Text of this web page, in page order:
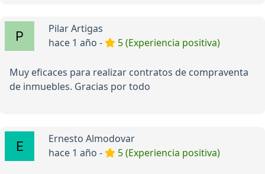
Pilar Artigas
hace 1 año -
5 (Experiencia positiva)
Muy eficaces para realizar contratos de compraventa
de inmuebles. Gracias por todo
Ernesto Almodovar
hace 1 año -
5 (Experiencia positiva)